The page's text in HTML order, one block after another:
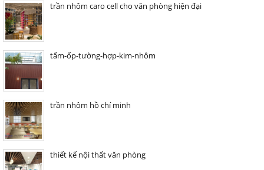
trần nhôm caro cell cho văn phòng hiện đại
tấm-ốp-tường-hợp-kim-nhôm
trần nhôm hồ chí minh
thiết kế nội thất văn phòng